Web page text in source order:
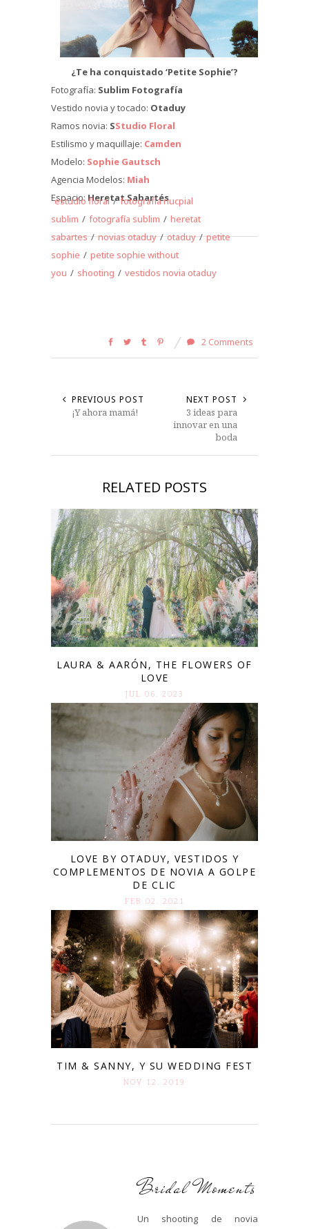
¿Te ha conquistado ‘Petite Sophie’?
Fotografía: Sublim Fotografía
Vestido novia y tocado: Otaduy
Ramos novia: SStudio Floral
Estilismo y maquillaje: Camden
Modelo: Sophie Gautsch
Agencia Modelos: Miah
Espacio: Heretat Sabartés
estudio floral / fotografía nucpial
sublim / fotografía sublim / heretat
sabartes / novias otaduy / otaduy / petite
sophie / petite sophie without
you / shooting / vestidos novia otaduy
2 Comments
PREVIOUS POST
¡Y ahora mamá!
NEXT POST
3 ideas para
innovar en una
boda
RELATED POSTS
LAURA & AARÓN, THE FLOWERS OF
LOVE
JUL 06. 2023
LOVE BY OTADUY, VESTIDOS Y
COMPLEMENTOS DE NOVIA A GOLPE
DE CLIC
FEB 02. 2021
TIM & SANNY, Y SU WEDDING FEST
NOV 12. 2019
Bridal Moments
Un shooting de novia